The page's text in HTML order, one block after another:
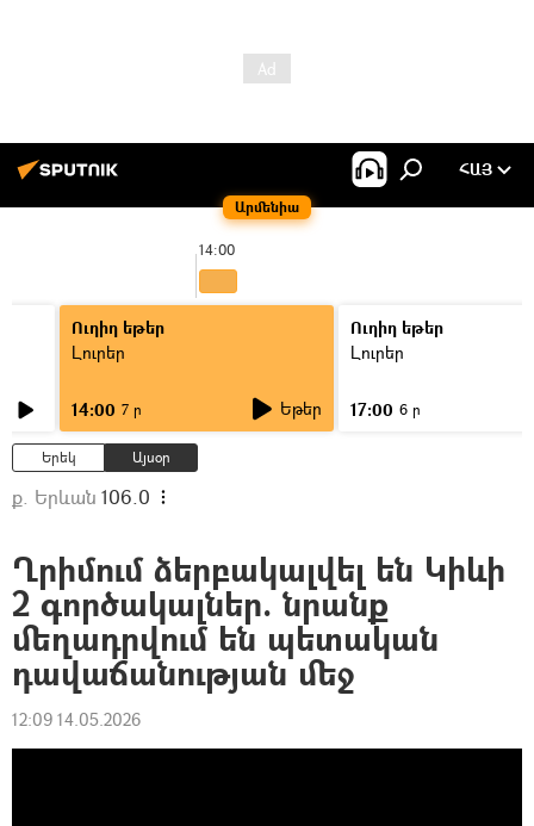
Արմենիա
ՀԱՅ
14:00
Ուղիղ եթեր
Լուրեր
14:00 7 ր Եթեր
Ուղիղ եթեր
Լուրեր
17:00 6 ր
Երեկ Այսօր
ք. Երևան 106.0
Ղրիմում ձերբակալվել են Կիևի
2 գործակալներ. նրանք
մեղադրվում են պետական
դավաճանության մեջ
12:09 14.05.2026